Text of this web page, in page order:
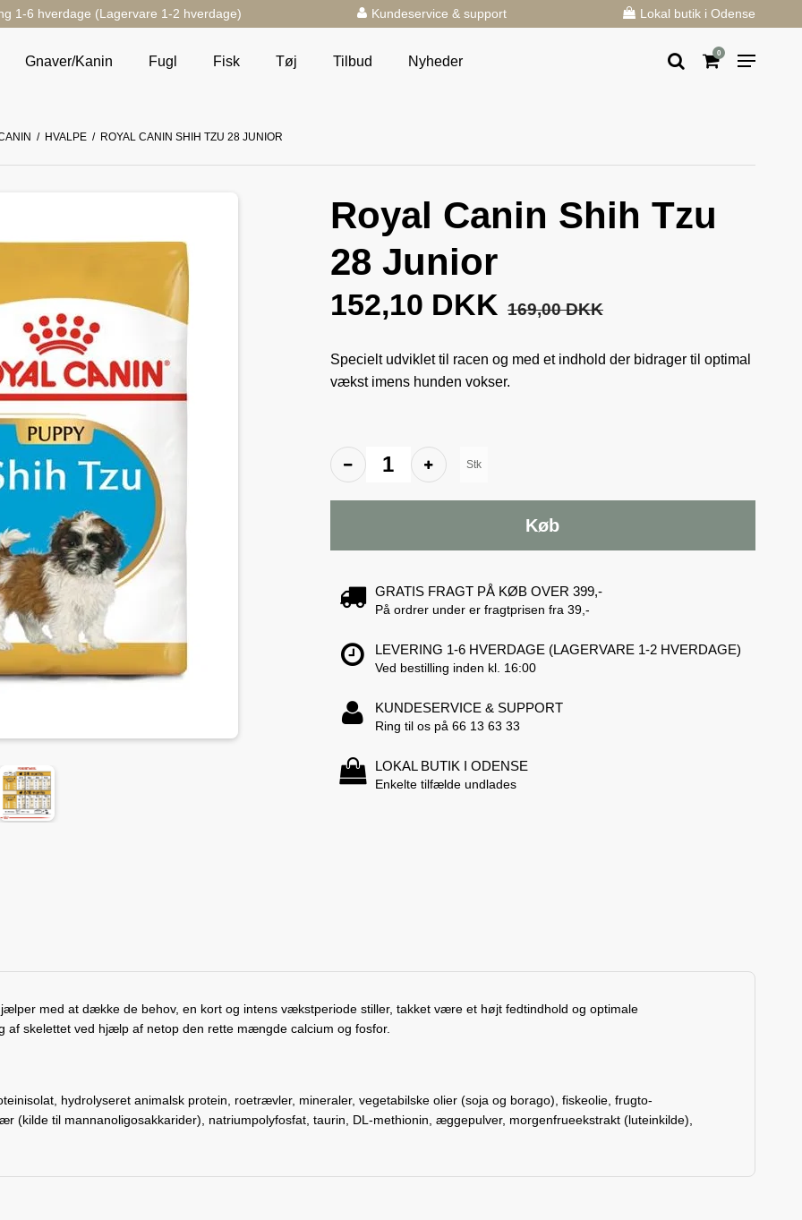
1-6 hverdage (Lagervare 1-2 hverdage) Kundeservice & support Lokal butik i Odense
Gnaver/Kanin Fugl Fisk Tøj Tilbud Nyheder
0
/ HVALPE / ROYAL CANIN SHIH TZU 28 JUNIOR
Royal Canin Shih Tzu
28 Junior
152,10 DKK 169,00 DKK
Specielt udviklet til racen og med et indhold der bidrager til optimal
vækst imens hunden vokser.
Stk
Køb
GRATIS FRAGT PÅ KØB OVER 399,-
På ordrer under er fragtprisen fra 39,-
LEVERING 1-6 HVERDAGE (LAGERVARE 1-2 HVERDAGE)
Ved bestilling inden kl. 16:00
KUNDESERVICE & SUPPORT
Ring til os på 66 13 63 33
LOKAL BUTIK I ODENSE
Enkelte tilfælde undlades
med at dække de behov, en kort og intens vækstperiode stiller, takket være et højt fedtindhold og optimale
skelettet ved hjælp af netop den rette mængde calcium og fosfor.
hydrolyseret animalsk protein, roetrævler, mineraler, vegetabilske olier (soja og borago), fiskeolie, frugto-
(kilde til mannanoligosakkarider), natriumpolyfosfat, taurin, DL-methionin, æggepulver, morgenfrueekstrakt (luteinkilde),